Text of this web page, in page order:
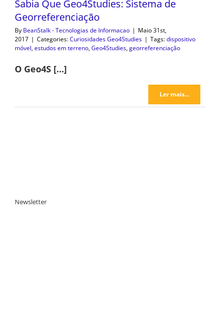
Sabia Que Geo4Studies: Sistema de
Georreferenciação
By BeanStalk - Tecnologias de Informacao | Maio 31st,
2017 | Categories:Curiosidades Geo4Studies | Tags:dispositivo
móvel,estudos em terreno,Geo4Studies,georreferenciação
O Geo4S […]
Ler mais...
Newsletter